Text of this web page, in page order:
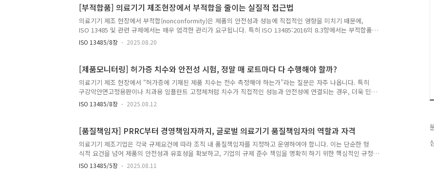
부 규제 당국은 “포장·라벨링·사용자 설명서”를 의료기기의 본질적 구성요소로 간주하므로, 이 단계에서 오류가
발견되면 단순한 불량이 아니라..
[부적합품] 의료기기 제조현장에서 부적합을 줄이는 실질적 접근법
의료기기 제조 현장에서 부적합(nonconformity)은 제품의 안전성과 성능에 직접적인 영향을 미치기 때문에,
ISO 13485 및 관련 규제에서는 매우 엄격한 관리가 요구됩니다. 특히 ISO 13485:2016의 8.3항에서는 부적합품
에 대한 식별, 문서화, 격리, 평가 및 처분 절차를 반드시 수립하고 운영하도록 요구하고 있습니다. 그러나 소규모
의료기기 제조업체의 경우 인력과 자원에 제약이 있어, 이를 단순히 규정대로만 적용하려 하면 오히려 현장에서
업자가 부적합을 은폐하거나 축소 보고하는 상황이 발생할 수 있습니다. 이는 품질 시스템의 신뢰성을 훼손하고,
나아가 환자의 안전에 영향을 미칠..
ISO 13485/8장 2025.08.20
[제품모니터링] 허가증 치수와 안전성 시험, 정말 매 로트마다 다 수행해야 할까?
의료기기 제조 현장에서 “허가증에 기재된 제품 치수는 전수 측정해야 하는가”라는 질문은 자주 나옵니다. 특히
구강악안면고정용판이나 치과용 임플란트 고정체처럼 치수가 직접적인 성능과 안전성에 연결되는 경우, 더욱 민
감한 주제입니다. 우선, 허가증에 기재된 치수는 ‘허가 범위’이자 품질보증의 핵심 지표입니다. 식품의약품안전처
(식약처)가 현장 심사 시 치수 측정값과 공정·최종검사 기록을 확인하는 이유는, 제품이 허가 범위 내에서 일관성
니라 품질책임 측면에서도 안전한 접근입니다. 다만, 모든 치수를 매번 전수 측정할 필요는 없습니다. 치수의 중
요도, 제조공정의 변동성, 측정의 어려움 등을 고려하여 통계적 ..
ISO 13485/8장 2025.08.12
[품질책임자] PRRC부터 경영책임자까지, 글로벌 의료기기 품질책임자의 역할과 자격
의료기기 제조기업은 각국 규제요건에 따라 조직 내 품질책임자를 지정하고 운영하여야 합니다. 이는 단순한 형
식적 요건을 넘어 제품의 안전성과 유효성을 확보하고, 기업의 규제 준수 책임을 명확히 하기 위한 핵심적인 규정
입니다. 본 글에서는 미국, 유럽연합, 국제표준에 따른 품질책임자 요건을 비교하고, 실무적으로 유의해야 할 사
항을 짚어보겠습니다. 미국(FDA 21 CFR Part 820)에서는 경영책임자(Management with Executive
ISO 13485/5장 2025.08.11